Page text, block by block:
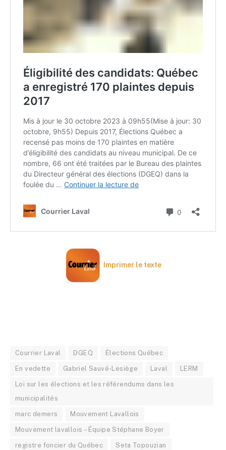
Imprimer le texte
Courrier Laval DGEQ Élections Québec
En vedette Gabriel Sauvé-Lesiège Laval LERM
Loi sur les élections et les référendums dans les
municipalités
marc demers Mouvement Lavallois
Mouvement lavallois – Équipe Stéphane Boyer
registre foncier du Québec Seta Topouzian